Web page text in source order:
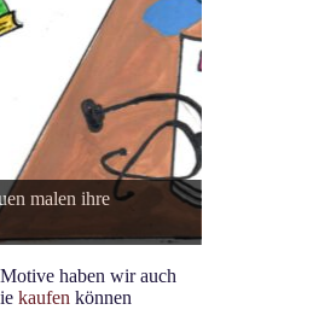
malen ihre
haben wir auch
kaufen können